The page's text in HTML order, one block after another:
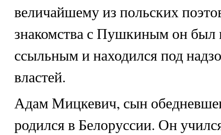
величайшему из польских
знакомства с Пушкиным он был
ссыльным и находился под
властей.
Адам Мицкевич, сын
родился в Белоруссии. Он